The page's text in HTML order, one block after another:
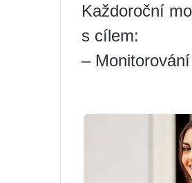
Každoroční
s cílem:
–